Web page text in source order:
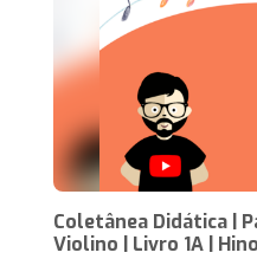
Coletânea Didática |
Violino | Livro 1A |